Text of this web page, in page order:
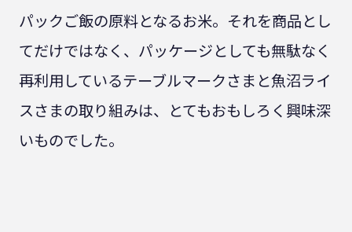
パックご飯の原料となるお米。それを商品とし
てだけではなく、パッケージとしても無駄なく
再利用しているテーブルマークさまと魚沼ライ
スさまの取り組みは、とてもおもしろく興味深
いものでした。